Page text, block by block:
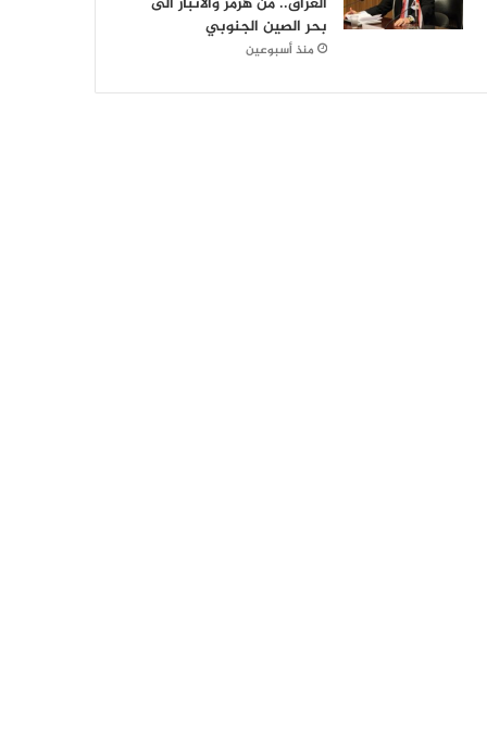
بحر الصين الجنوبي
منذ أسبوعين